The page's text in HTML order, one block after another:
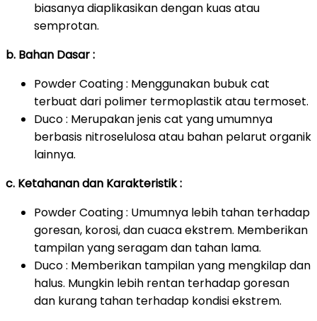
biasanya diaplikasikan dengan kuas atau
semprotan.
b. Bahan Dasar :
Powder Coating : Menggunakan bubuk cat
terbuat dari polimer termoplastik atau termoset.
Duco : Merupakan jenis cat yang umumnya
berbasis nitroselulosa atau bahan pelarut organik
lainnya.
c. Ketahanan dan Karakteristik :
Powder Coating : Umumnya lebih tahan terhadap
goresan, korosi, dan cuaca ekstrem. Memberikan
tampilan yang seragam dan tahan lama.
Duco : Memberikan tampilan yang mengkilap dan
halus. Mungkin lebih rentan terhadap goresan
dan kurang tahan terhadap kondisi ekstrem.